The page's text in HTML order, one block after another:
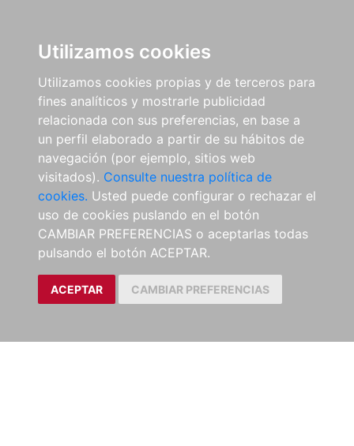
Utilizamos cookies
Utilizamos cookies propias y de terceros para
fines analíticos y mostrarle publicidad
relacionada con sus preferencias, en base a
un perfil elaborado a partir de su hábitos de
navegación (por ejemplo, sitios web
visitados). Consulte nuestra política de
cookies. Usted puede configurar o rechazar el
uso de cookies puslando en el botón
CAMBIAR PREFERENCIAS o aceptarlas todas
pulsando el botón ACEPTAR.
ACEPTAR CAMBIAR PREFERENCIAS